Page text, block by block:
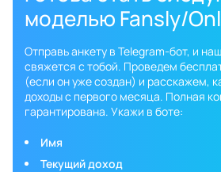
моделью Fansly/
Отправь анкету в Telegram-бот, и
свяжется с тобой. Проведем
(если он уже создан) и расскажем,
доходы с первого месяца. Полная
гарантирована. Укажи в боте:
Имя
Текущий доход